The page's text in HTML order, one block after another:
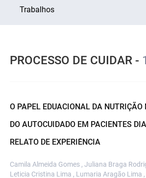
Trabalhos
PROCESSO DE CUIDAR -
O PAPEL EDUACIONAL DA NUTRIÇÃO
DO AUTOCUIDADO EM PACIENTES
RELATO DE EXPERIÊNCIA
Camila Almeida Gomes , Juliana Braga
Leticia Cristina Lima , Lumaria Aragão Lima